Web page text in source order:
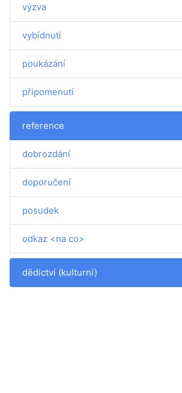
výzva
vybídnutí
poukázání
připomenutí
reference
dobrozdání
doporučení
posudek
odkaz <na co>
dědictví (kulturní)